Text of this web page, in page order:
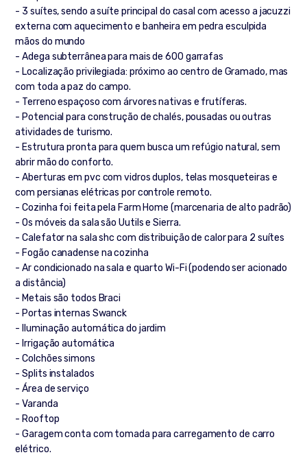
- 3 suítes, sendo a suíte principal do casal com acesso a jacuzzi
externa com aquecimento e banheira em pedra esculpida
mãos do mundo
- Adega subterrânea para mais de 600 garrafas
- Localização privilegiada: próximo ao centro de Gramado, mas
com toda a paz do campo.
- Terreno espaçoso com árvores nativas e frutíferas.
- Potencial para construção de chalés, pousadas ou outras
atividades de turismo.
- Estrutura pronta para quem busca um refúgio natural, sem
abrir mão do conforto.
- Aberturas em pvc com vidros duplos, telas mosqueteiras e
com persianas elétricas por controle remoto.
- Cozinha foi feita pela Farm Home (marcenaria de alto padrão)
- Os móveis da sala são Uutils e Sierra.
- Calefator na sala shc com distribuição de calor para 2 suítes
- Fogão canadense na cozinha
- Ar condicionado na sala e quarto Wi-Fi (podendo ser acionado
a distância)
- Metais são todos Braci
- Portas internas Swanck
- Iluminação automática do jardim
- Irrigação automática
- Colchões simons
- Splits instalados
- Área de serviço
- Varanda
- Rooftop
- Garagem conta com tomada para carregamento de carro
elétrico.